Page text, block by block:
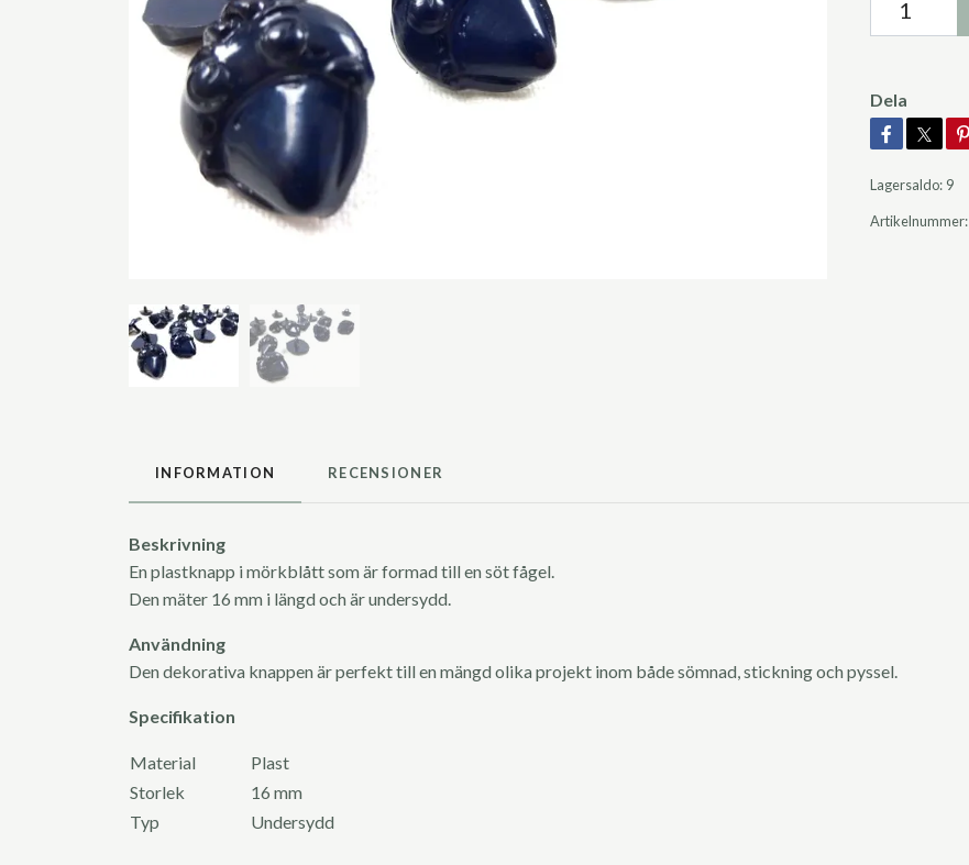
Dela
Lagersaldo: 9
Artikelnummer:
INFORMATION RECENSIONER
Beskrivning
En plastknapp i mörkblått som är formad till en söt fågel.
Den mäter 16 mm i längd och är undersydd.
Användning
Den dekorativa knappen är perfekt till en mängd olika projekt inom både sömnad, stickning och pyssel.
Specifikation
Material
Plast
Storlek
16 mm
Typ
Undersydd